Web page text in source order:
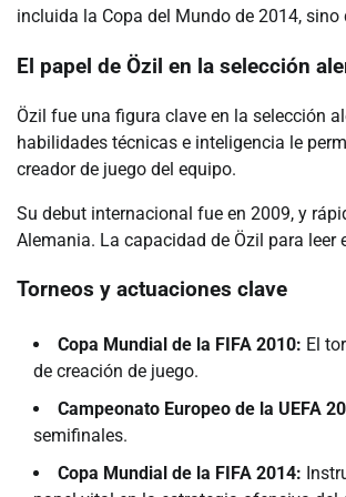
incluida la Copa del Mundo de 2014,
El papel de Özil en la selección
Özil fue una figura clave en la selección
habilidades técnicas e inteligencia le
creador de juego del equipo.
Su debut internacional fue en 2009, y
Alemania. La capacidad de Özil para
Torneos y actuaciones clave
Copa Mundial de la FIFA 2010: El
de creación de juego.
Campeonato Europeo de la UEFA
semifinales.
Copa Mundial de la FIFA 2014: